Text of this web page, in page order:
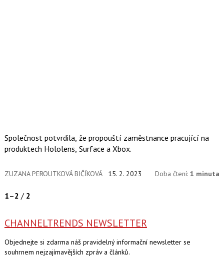
Společnost potvrdila, že propouští zaměstnance pracující na
produktech Hololens, Surface a Xbox.
ZUZANA PEROUTKOVÁ BIČÍKOVÁ 15. 2. 2023 Doba čtení:1 minuta
1–2 / 2
CHANNELTRENDS NEWSLETTER
Objednejte si zdarma náš pravidelný informační newsletter se
souhrnem nejzajímavějších zpráv a článků.